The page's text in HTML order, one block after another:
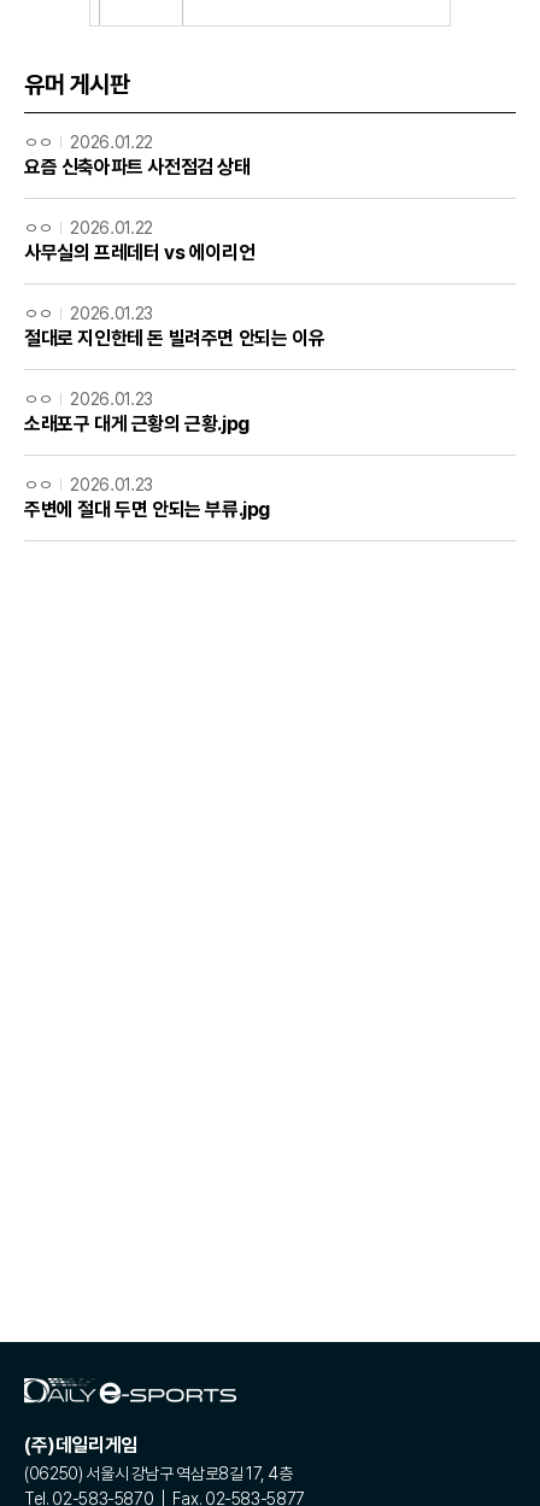
유머 게시판
ㅇㅇ 2026.01.22
요즘 신축아파트 사전점검 상태
ㅇㅇ 2026.01.22
사무실의 프레데터 vs 에이리언
ㅇㅇ 2026.01.23
절대로 지인한테 돈 빌려주면 안되는 이유
ㅇㅇ 2026.01.23
소래포구 대게 근황의 근황.jpg
ㅇㅇ 2026.01.23
주변에 절대 두면 안되는 부류.jpg
(주)데일리게임
(06250) 서울시 강남구 역삼로8길 17, 4층
Tel. 02-583-5870 | Fax. 02-583-5877